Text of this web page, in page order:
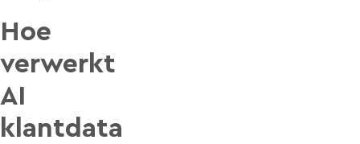
Hoe
verwerkt
AI
klantdata